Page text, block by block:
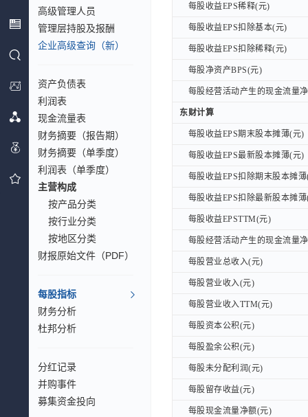
高级管理人员
管理层持股及报酬
企业高级查询（新）
资产负债表
利润表
现金流量表
财务摘要（报告期）
财务摘要（单季度）
利润表（单季度）
主营构成
按产品分类
按行业分类
按地区分类
财报原始文件（PDF）
每股指标
财务分析
杜邦分析
分红记录
并购事件
募集资金投向
每股收益EPS稀释(元)
每股收益EPS扣除基本(元)
每股收益EPS扣除稀释(元)
每股净资产BPS(元)
每股经营活动产生的现金流量
东财计算
每股收益EPS期末股本摊薄(元)
每股收益EPS最新股本摊薄(元)
每股收益EPS扣除期末股本摊
每股收益EPS扣除最新股本摊
每股收益EPSTTM(元)
每股经营活动产生的现金流量
每股营业总收入(元)
每股营业收入(元)
每股营业收入TTM(元)
每股资本公积(元)
每股盈余公积(元)
每股未分配利润(元)
每股留存收益(元)
每股现金流量净额(元)
每股收益EPS稀释(元)
每股收益EPS扣除基本(元)
每股收益EPS扣除稀释(元)
每股净资产BPS(元)
每股经营活动产生的现金流量
东财计算
每股收益EPS期末股本摊薄(元)
每股收益EPS最新股本摊薄(元)
每股收益EPS扣除期末股本摊
每股收益EPS扣除最新股本摊
每股收益EPSTTM(元)
每股经营活动产生的现金流量
每股营业总收入(元)
每股营业收入(元)
每股营业收入TTM(元)
每股资本公积(元)
每股盈余公积(元)
每股未分配利润(元)
每股留存收益(元)
每股现金流量净额(元)